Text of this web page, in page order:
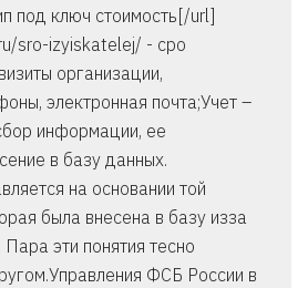
под ключ стоимость[/url]
sro-izyiskatelej/ - сро
организации,
электронная почта;Учет –
информации, ее
в базу данных.
на основании той
была внесена в базу изза
эти понятия тесно
ФСБ России в